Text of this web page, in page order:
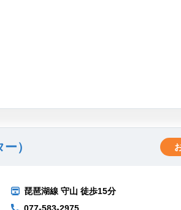
）
琵琶湖線 守山 徒歩15分
077-583-2975